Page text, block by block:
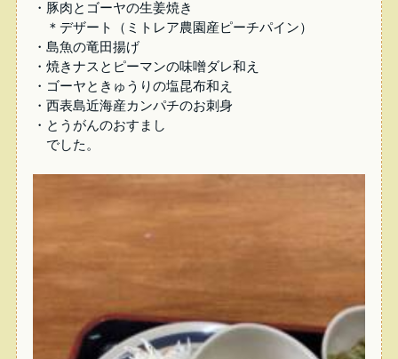
・豚肉とゴーヤの生姜焼き
＊デザート（ミトレア農園産ピーチパイン）
・島魚の竜田揚げ
・焼きナスとピーマンの味噌ダレ和え
・ゴーヤときゅうりの塩昆布和え
・西表島近海産カンパチのお刺身
・とうがんのおすまし
でした。